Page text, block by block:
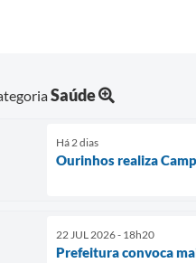
Saúde
Há 2 dias
Ourinhos realiza
22 JUL 2026 - 18h20
Prefeitura convoca